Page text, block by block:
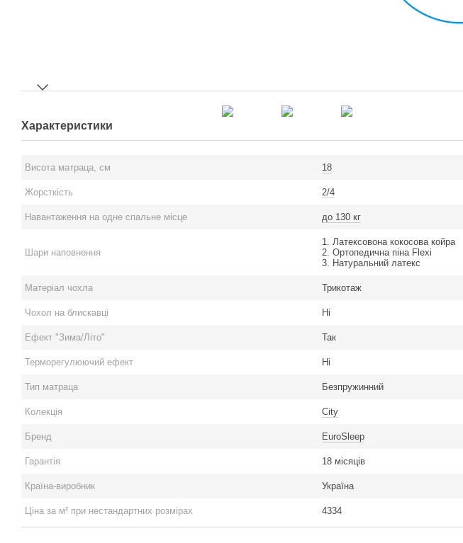
Характеристики
Висота матраца, см 18
Жорсткість 2/4
Навантаження на одне спальне місце до 130 кг
Шари наповнення
1. Латексовона кокосова койра
2. Ортопедична піна Flexi
3. Натуральний латекс
Матеріал чохла Трикотаж
Чохол на блискавці Ні
Ефект "Зима/Літо" Так
Терморегулюючий ефект Ні
Тип матраца Безпружинний
Колекція City
Бренд EuroSleep
Гарантія 18 місяців
Країна-виробник Україна
Ціна за м² при нестандартних розмірах 4334